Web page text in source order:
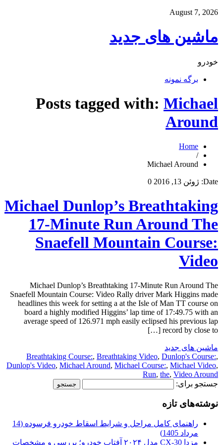
August 7, 2026
ماشین های جدید
خودرو
برگه نمونه
Posts tagged with: Michael
Around
Home
/
Michael Around
Date: ژوئن 13, 2016 0
Michael Dunlop’s Breathtaking
17-Minute Run Around The
Snaefell Mountain Course:
Video
Michael Dunlop’s Breathtaking 17-Minute Run Around The
Snaefell Mountain Course: Video Rally driver Mark Higgins made
headlines this week for setting a at the Isle of Man TT course on
board a highly modified Higgins’ lap time of 17:49.75 with an
average speed of 126.971 mph easily eclipsed his previous lap
record by close to […]
ماشین های جدید
Breathtaking Course:, Breathtaking Video, Dunlop's Course:,
Dunlop's Video, Michael Around, Michael Course:, Michael Video,
Run, the, Video Around
جستجو برای:
نوشته‌های تازه
راهنمای کامل مراحل و شرایط اسقاط خودرو فرسوده (14
مرداد 1405)
مزدا CX-30 مدل ۲۰۲۴ آفتاب خودرو؛ بررسی و مشخصات